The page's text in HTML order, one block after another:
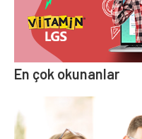
En çok okunanlar